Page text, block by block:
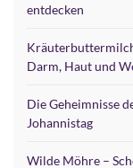
entdecken
Darm, Haut und
Die Geheimnisse
Johannistag
Wilde Möhre –